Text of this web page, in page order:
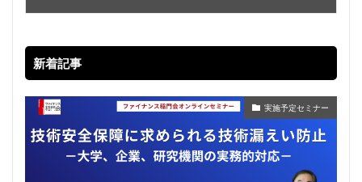
新着記事
実施予定セミナー